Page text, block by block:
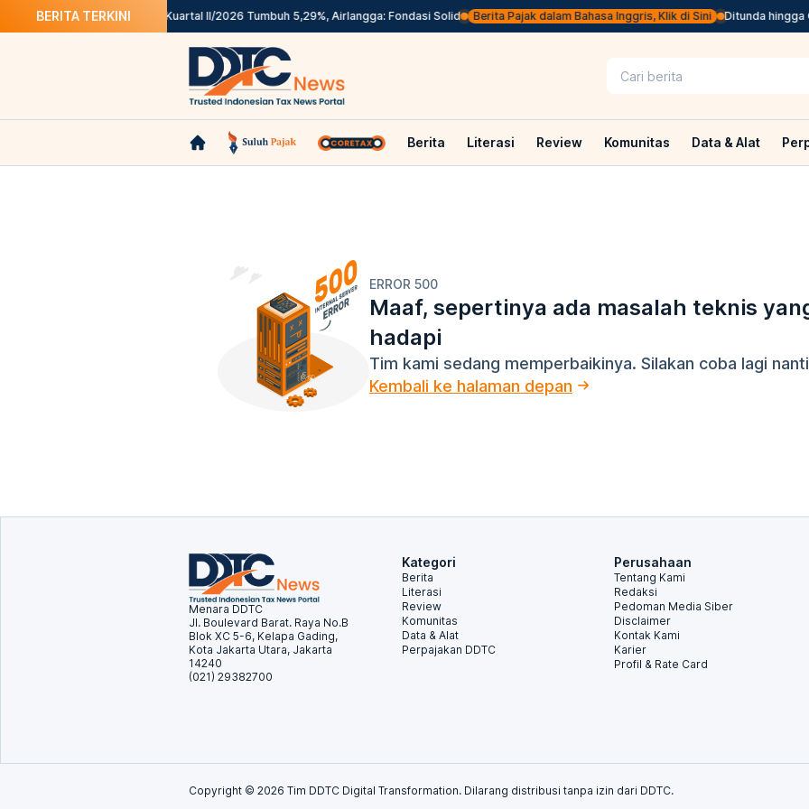
BERITA TERKINI
Akses di Coretax Ekonomi Kuartal II/2026 Tumbuh 5,29%, Airlangga: Fondasi Solid Berita Pajak dalam Bahasa Inggris, Klik di Sini Ditunda hingga
Berita Literasi Review Komunitas Data & Alat
ERROR 500
Maaf, sepertinya ada masalah teknis
hadapi
Tim kami sedang memperbaikinya. Silakan coba lagi
Kembali ke halaman depan
Menara DDTC
Jl. Boulevard Barat. Raya No.B
Blok XC 5-6, Kelapa Gading,
Kota Jakarta Utara, Jakarta
14240
(021) 29382700
Kategori
Berita
Literasi
Review
Komunitas
Data & Alat
Perpajakan DDTC
Perusahaan
Tentang Kami
Redaksi
Pedoman Media Siber
Disclaimer
Kontak Kami
Karier
Profil & Rate Card
Copyright © 2026 Tim DDTC Digital Transformation. Dilarang distribusi tanpa izin dari DDTC.